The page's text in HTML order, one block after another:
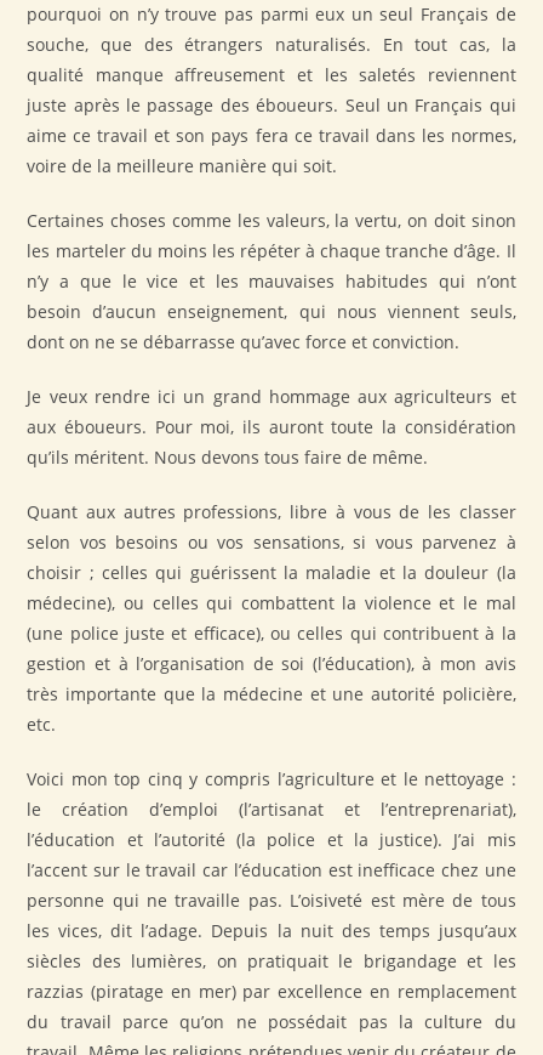
pourquoi on n’y trouve pas parmi eux un seul Français de
souche, que des étrangers naturalisés. En tout cas, la
qualité manque affreusement et les saletés reviennent
juste après le passage des éboueurs. Seul un Français qui
aime ce travail et son pays fera ce travail dans les normes,
voire de la meilleure manière qui soit.
Certaines choses comme les valeurs, la vertu, on doit sinon
les marteler du moins les répéter à chaque tranche d’âge. Il
n’y a que le vice et les mauvaises habitudes qui n’ont
besoin d’aucun enseignement, qui nous viennent seuls,
dont on ne se débarrasse qu’avec force et conviction.
Je veux rendre ici un grand hommage aux agriculteurs et
aux éboueurs. Pour moi, ils auront toute la considération
qu’ils méritent. Nous devons tous faire de même.
Quant aux autres professions, libre à vous de les classer
selon vos besoins ou vos sensations, si vous parvenez à
choisir ; celles qui guérissent la maladie et la douleur (la
médecine), ou celles qui combattent la violence et le mal
(une police juste et efficace), ou celles qui contribuent à la
gestion et à l’organisation de soi (l’éducation), à mon avis
très importante que la médecine et une autorité policière,
etc.
Voici mon top cinq y compris l’agriculture et le nettoyage :
le création d’emploi (l’artisanat et l’entreprenariat),
l’éducation et l’autorité (la police et la justice). J’ai mis
l’accent sur le travail car l’éducation est inefficace chez une
personne qui ne travaille pas. L’oisiveté est mère de tous
les vices, dit l’adage. Depuis la nuit des temps jusqu’aux
siècles des lumières, on pratiquait le brigandage et les
razzias (piratage en mer) par excellence en remplacement
du travail parce qu’on ne possédait pas la culture du